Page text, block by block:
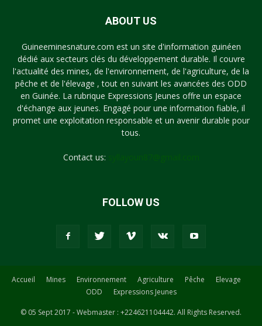
ABOUT US
Guineeminesnature.com est un site d'information guinéen
dédié aux secteurs clés du développement durable. Il couvre
l'actualité des mines, de l'environnement, de l'agriculture, de la
pêche et de l'élevage , tout en suivant les avancées des ODD
en Guinée. La rubrique Expressions Jeunes offre un espace
d'échange aux jeunes. Engagé pour une information fiable, il
promet une exploitation responsable et un avenir durable pour
tous.
Contact us:
FOLLOW US
Accueil Mines Environnement Agriculture Pêche
Elevage
ODD
Expressions Jeunes
© 05 Sept 2017 - Webmaster : +224621104442. All Rights Reserved.